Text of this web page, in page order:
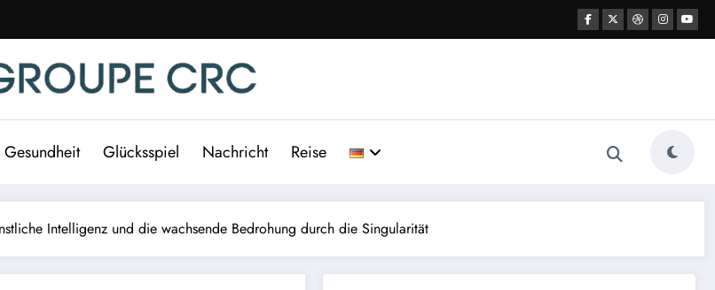
Gesundheit Glücksspiel Nachricht Reise
Intelligenz und die wachsende Bedrohung durch die Singularität